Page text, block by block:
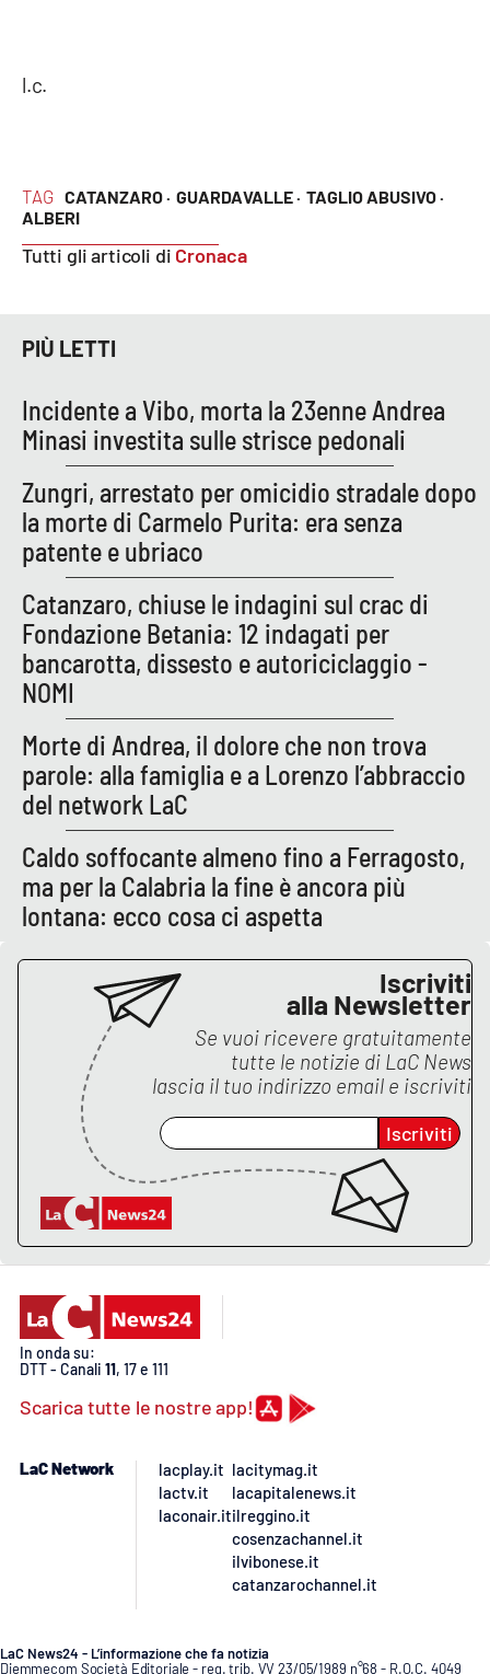
LaC TV
LaC OnAir
Catanzaro
Vibo Valentia
Reggio Calabria
Cosenza
Lamezia Terme
PROGETTI
SPECIALI
Buona Sanità Calabria
CALABRIAVISIONE
Destinazioni
NETWORK
Lactv.it
Laconair.it
Lacitymag.it
Lacapitalenews.it
Ilreggino.it
Cosenzachannel.it
TAG CATANZARO · GUARDAVALLE · TAGLIO ABUSIVO ·
ALBERI
Tutti gli articoli di Cronaca
l.c.
PIÙ LETTI
Incidente a Vibo, morta la 23enne Andrea
Minasi investita sulle strisce pedonali
Zungri, arrestato per omicidio stradale dopo
la morte di Carmelo Purita: era senza
patente e ubriaco
Catanzaro, chiuse le indagini sul crac di
Fondazione Betania: 12 indagati per
bancarotta, dissesto e autoriciclaggio -
NOMI
Morte di Andrea, il dolore che non trova
parole: alla famiglia e a Lorenzo l’abbraccio
del network LaC
Caldo soffocante almeno fino a Ferragosto,
ma per la Calabria la fine è ancora più
lontana: ecco cosa ci aspetta
Iscriviti
alla Newsletter
Se vuoi ricevere gratuitamente
tutte le notizie di LaC News
lascia il tuo indirizzo email e iscriviti
Iscriviti
In onda su:
DTT - Canali 11, 17 e 111
Scarica tutte le nostre app!
LaC Network
lacplay.it
lactv.it
laconair.it
lacitymag.it
lacapitalenews.it
ilreggino.it
cosenzachannel.it
ilvibonese.it
catanzarochannel.it
LaC News24 - L’informazione che fa notizia
Diemmecom Società Editoriale - reg. trib. VV 23/05/1989 n°68 - R.O.C. 4049